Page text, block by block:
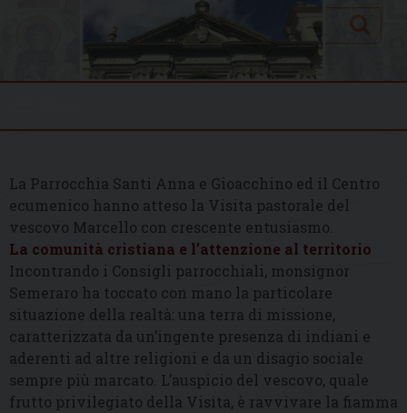
Search
La Parrocchia Santi Anna e Gioacchino ed il Centro
ecumenico hanno atteso la Visita pastorale del
vescovo Marcello con crescente entusiasmo.
La comunità cristiana e l’attenzione al territorio
Incontrando i Consigli parrocchiali, monsignor
Semeraro ha toccato con mano la particolare
situazione della realtà: una terra di missione,
caratterizzata da un’ingente presenza di indiani e
aderenti ad altre religioni e da un disagio sociale
sempre più marcato. L’auspicio del vescovo, quale
frutto privilegiato della Visita, è ravvivare la fiamma